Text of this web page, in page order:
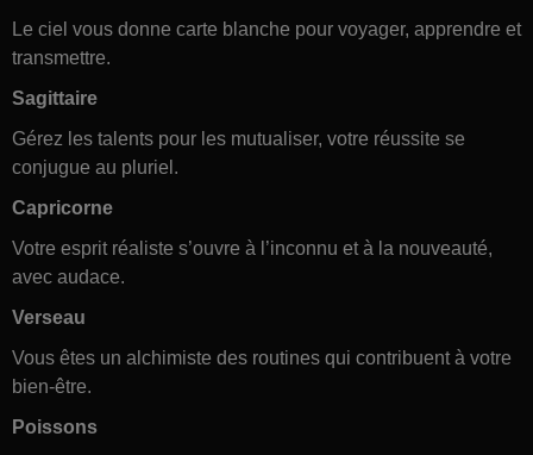
Le ciel vous donne carte blanche pour voyager, apprendre et
transmettre.
Sagittaire
Gérez les talents pour les mutualiser, votre réussite se
conjugue au pluriel.
Capricorne
Votre esprit réaliste s’ouvre à l’inconnu et à la nouveauté,
avec audace.
Verseau
Vous êtes un alchimiste des routines qui contribuent à votre
bien-être.
Poissons